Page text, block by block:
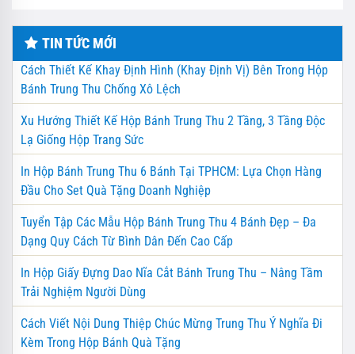
TIN TỨC MỚI
Cách Thiết Kế Khay Định Hình (Khay Định Vị) Bên Trong Hộp
Bánh Trung Thu Chống Xô Lệch
Xu Hướng Thiết Kế Hộp Bánh Trung Thu 2 Tầng, 3 Tầng Độc
Lạ Giống Hộp Trang Sức
In Hộp Bánh Trung Thu 6 Bánh Tại TPHCM: Lựa Chọn Hàng
Đầu Cho Set Quà Tặng Doanh Nghiệp
Tuyển Tập Các Mẫu Hộp Bánh Trung Thu 4 Bánh Đẹp – Đa
Dạng Quy Cách Từ Bình Dân Đến Cao Cấp
In Hộp Giấy Đựng Dao Nĩa Cắt Bánh Trung Thu – Nâng Tầm
Trải Nghiệm Người Dùng
Cách Viết Nội Dung Thiệp Chúc Mừng Trung Thu Ý Nghĩa Đi
Kèm Trong Hộp Bánh Quà Tặng